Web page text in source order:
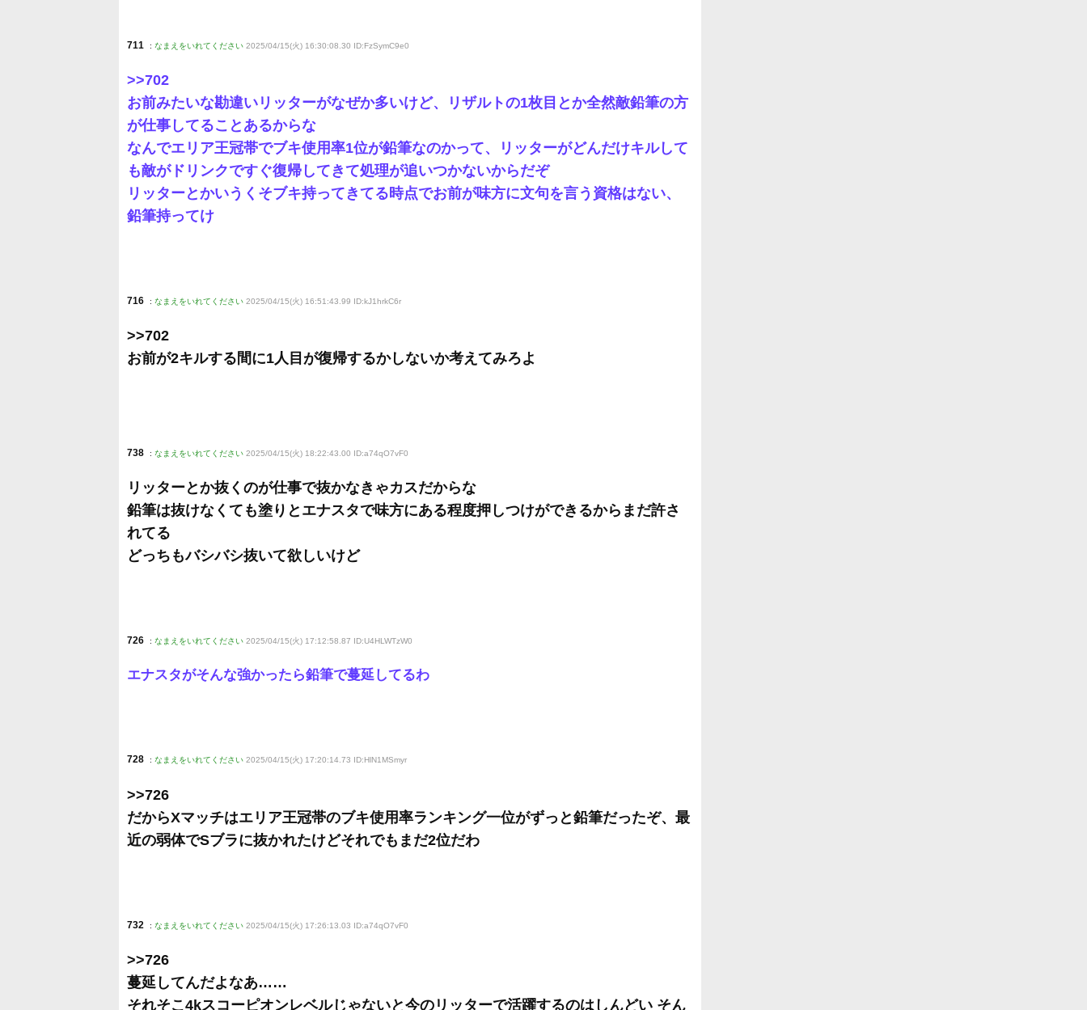
711 : なまえをいれてください 2025/04/15(火) 16:30:08.30 ID:FzSymC9e0
>>702
お前みたいな勘違いリッターがなぜか多いけど、リザルトの1枚目とか全然敵鉛筆の方
が仕事してることあるからな
なんでエリア王冠帯でブキ使用率1位が鉛筆なのかって、リッターがどんだけキルして
も敵がドリンクですぐ復帰してきて処理が追いつかないからだぞ
リッターとかいうくそブキ持ってきてる時点でお前が味方に文句を言う資格はない、
鉛筆持ってけ
716 : なまえをいれてください 2025/04/15(火) 16:51:43.99 ID:kJ1hrkC6r
>>702
お前が2キルする間に1人目が復帰するかしないか考えてみろよ
738 : なまえをいれてください 2025/04/15(火) 18:22:43.00 ID:a74qO7vF0
リッターとか抜くのが仕事で抜かなきゃカスだからな
鉛筆は抜けなくても塗りとエナスタで味方にある程度押しつけができるからまだ許さ
れてる
どっちもバシバシ抜いて欲しいけど
726 : なまえをいれてください 2025/04/15(火) 17:12:58.87 ID:U4HLWTzW0
エナスタがそんな強かったら鉛筆で蔓延してるわ
728 : なまえをいれてください 2025/04/15(火) 17:20:14.73 ID:HlN1MSmyr
>>726
だからXマッチはエリア王冠帯のブキ使用率ランキング一位がずっと鉛筆だったぞ、最
近の弱体でSブラに抜かれたけどそれでもまだ2位だわ
732 : なまえをいれてください 2025/04/15(火) 17:26:13.03 ID:a74qO7vF0
>>726
蔓延してんだよなあ……
それそこ4kスコーピオンレベルじゃないと今のリッターで活躍するのはしんどい そん